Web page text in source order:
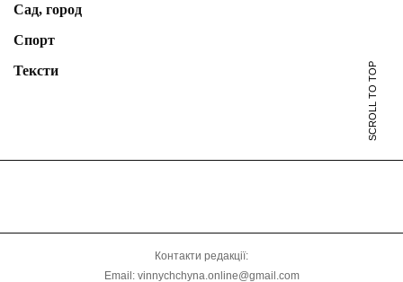
Сад, город
Спорт
Тексти
SCROLL TO TOP
Контакти редакції:
Email: vinnychchyna.online@gmail.com